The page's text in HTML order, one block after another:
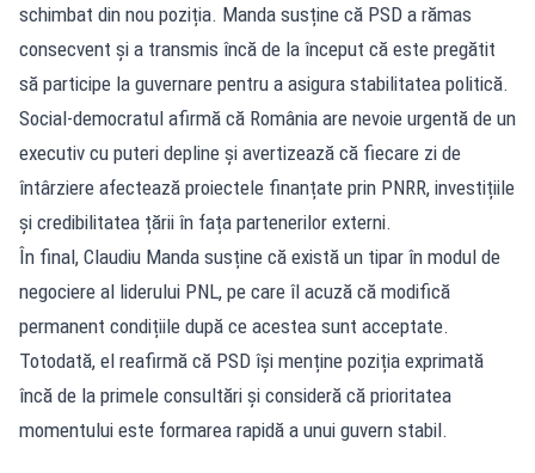
schimbat din nou poziția. Manda susține că PSD a rămas
consecvent și a transmis încă de la început că este pregătit
să participe la guvernare pentru a asigura stabilitatea politică.
Social-democratul afirmă că România are nevoie urgentă de un
executiv cu puteri depline și avertizează că fiecare zi de
întârziere afectează proiectele finanțate prin PNRR, investițiile
și credibilitatea țării în fața partenerilor externi.
În final, Claudiu Manda susține că există un tipar în modul de
negociere al liderului PNL, pe care îl acuză că modifică
permanent condițiile după ce acestea sunt acceptate.
Totodată, el reafirmă că PSD își menține poziția exprimată
încă de la primele consultări și consideră că prioritatea
momentului este formarea rapidă a unui guvern stabil.